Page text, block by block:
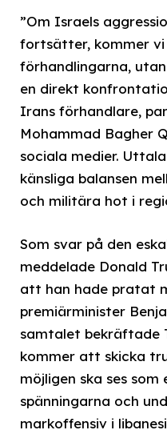
”Om Israels
fortsätter, kommer
förhandlingarna,
en direkt
Irans förhandlare,
Mohammad Bagher
sociala medier.
känsliga balansen
och militära hot i
Som svar på den
meddelade Donald
att han hade pratat
premiärminister
samtalet bekräftade
kommer att skicka
möjligen ska ses
spänningarna och
markoffensiv i